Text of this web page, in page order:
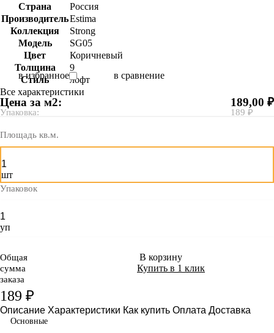
Страна
Россия
ПроизводительEstima
Коллекция
Strong
Модель
SG05
Цвет
Коричневый
Толщина
9
Стиль
лофт
Все характеристики
в избранное в сравнение
Цена за м2:
Упаковка:
189,00 ₽
189 ₽
Площадь кв.м.
шт
Упаковок
уп
Общая
сумма
заказа
189 ₽
В корзину
Купить в 1 клик
Описание Характеристики Как купить Оплата Доставка
Основные